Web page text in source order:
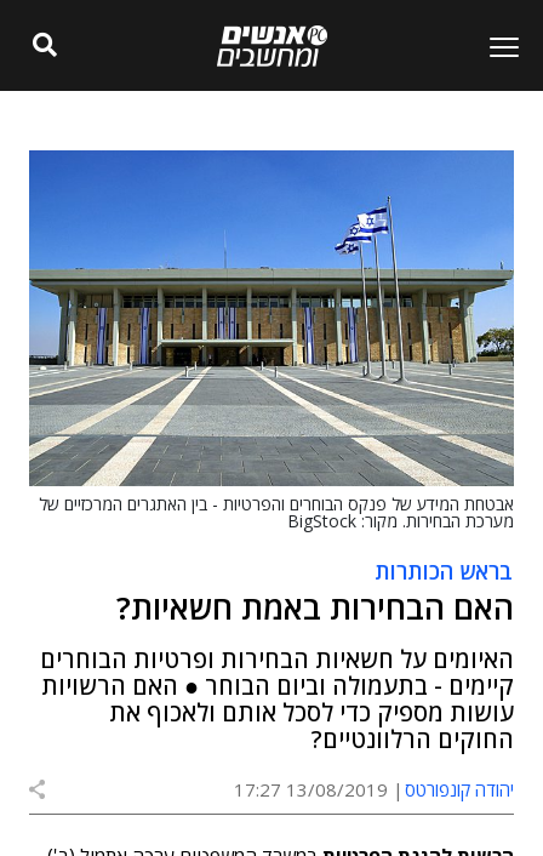
אבטחת המידע של פנקס הבוחרים והפרטיות - בין האתגרים המרכזיים של
מערכת הבחירות. מקור: BigStock
בראש הכותרות
האם הבחירות באמת חשאיות?
האיומים על חשאיות הבחירות ופרטיות הבוחרים
קיימים - בתעמולה וביום הבוחר ● האם הרשויות
עושות מספיק כדי לסכל אותם ולאכוף את
החוקים הרלוונטיים?
יהודה קונפורטס 13/08/2019 17:27